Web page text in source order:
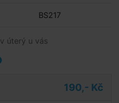
BS217
v úterý u vás
190,- Kč